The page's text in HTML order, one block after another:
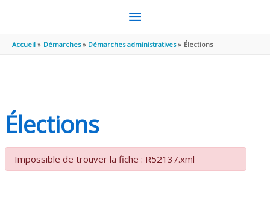
MENU
PRINCIPAL
Accueil Démarches Démarches administratives Élections
Élections
Impossible de trouver la fiche : R52137.xml